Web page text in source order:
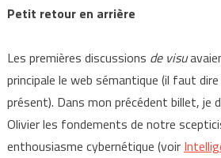
Petit retour en arrière
Les premières discussions de visu
principale le web sémantique (il faut dire
présent). Dans mon précédent billet, je
Olivier les fondements de notre
enthousiasme cybernétique (voir